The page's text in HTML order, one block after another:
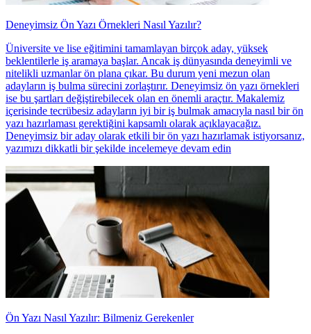
Deneyimsiz Ön Yazı Örnekleri Nasıl Yazılır?
Üniversite ve lise eğitimini tamamlayan birçok aday, yüksek
beklentilerle iş aramaya başlar. Ancak iş dünyasında deneyimli ve
nitelikli uzmanlar ön plana çıkar. Bu durum yeni mezun olan
adayların iş bulma sürecini zorlaştırır. Deneyimsiz ön yazı örnekleri
ise bu şartları değiştirebilecek olan en önemli araçtır. Makalemiz
içerisinde tecrübesiz adayların iyi bir iş bulmak amacıyla nasıl bir ön
yazı hazırlaması gerektiğini kapsamlı olarak açıklayacağız.
Deneyimsiz bir aday olarak etkili bir ön yazı hazırlamak istiyorsanız,
yazımızı dikkatli bir şekilde incelemeye devam edin
Ön Yazı Nasıl Yazılır: Bilmeniz Gerekenler